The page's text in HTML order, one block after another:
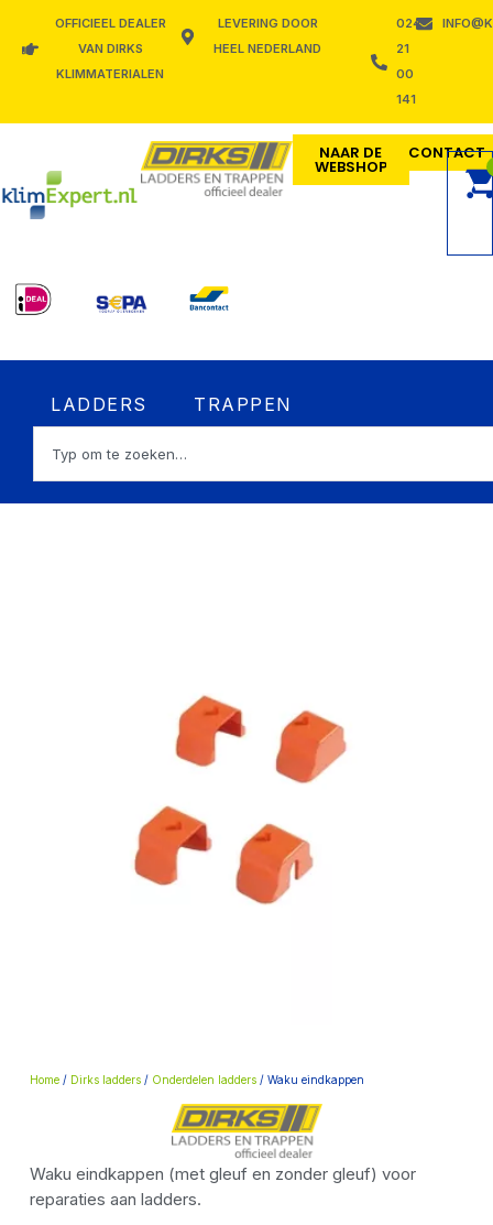
OFFICIEEL DEALER
VAN DIRKS
KLIMMATERIALEN
LEVERING DOOR
HEEL NEDERLAND
024
21
00
141
NAAR DE
WEBSHOP
CONTACT
LADDERS Open LADDERS
TRAPPEN
Home/ Dirks ladders/ Onderdelen ladders/ Waku eindkappen
Waku eindkappen (met gleuf en zonder gleuf) voor
reparaties aan ladders.